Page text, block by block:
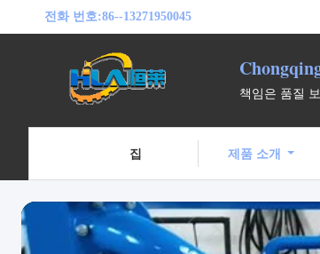
전화 번호:86--13271950045
책임은 품질
집 제품 소개